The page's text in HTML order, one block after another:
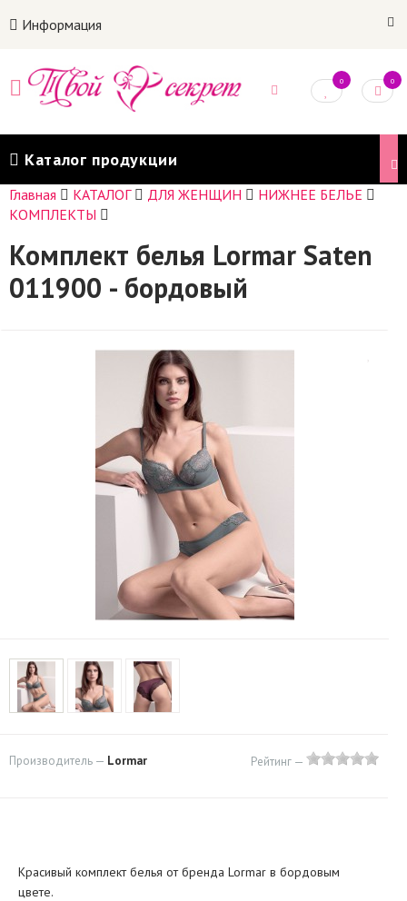
Информация
0 0
Каталог продукции
Главная КАТАЛОГ ДЛЯ ЖЕНЩИН
НИЖНЕЕ БЕЛЬЕ
КОМПЛЕКТЫ
Комплект белья Lormar Saten
011900 - бордовый
Производитель — Lormar Рейтинг —
Красивый комплект белья от бренда Lormar в бордовым
цвете.